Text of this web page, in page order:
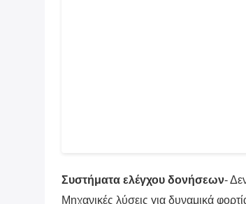
- Δεν ξέρω.Δύο περιστρεφόμενες
- Δεν ξέρω.Στρώσιμη